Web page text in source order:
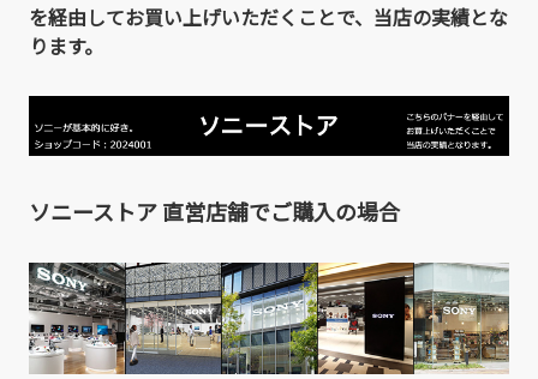
を経由してお買い上げいただくことで、当店の実績とな
ります。
ソニーストア 直営店舗でご購入の場合